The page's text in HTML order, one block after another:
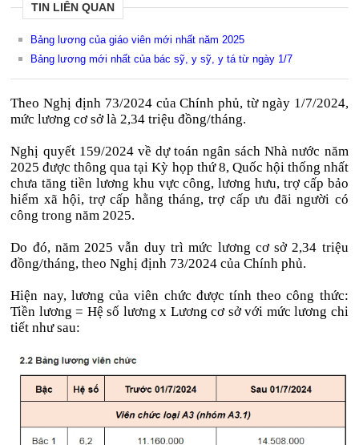
TIN LIÊN QUAN
Bảng lương của giáo viên mới nhất năm 2025
Bảng lương mới nhất của bác sỹ, y sỹ, y tá từ ngày 1/7
Theo Nghị định 73/2024 của Chính phủ, từ ngày 1/7/2024,
mức lương cơ sở là 2,34 triệu đồng/tháng.
Nghị quyết 159/2024 về dự toán ngân sách Nhà nước năm
2025 được thông qua tại Kỳ họp thứ 8, Quốc hội thống nhất
chưa tăng tiền lương khu vực công, lương hưu, trợ cấp bảo
hiểm xã hội, trợ cấp hằng tháng, trợ cấp ưu đãi người có
công trong năm 2025.
Do đó, năm 2025 vẫn duy trì mức lương cơ sở 2,34 triệu
đồng/tháng, theo Nghị định 73/2024 của Chính phủ.
Hiện nay, lương của viên chức được tính theo công thức:
Tiền lương = Hệ số lương x Lương cơ sở với mức lương chi
tiết như sau: